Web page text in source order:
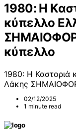
1980: Η
κύπελλο
κύπελλο
1980: Η Καστοριά
Λάκης
02/12/2025
1 minute read